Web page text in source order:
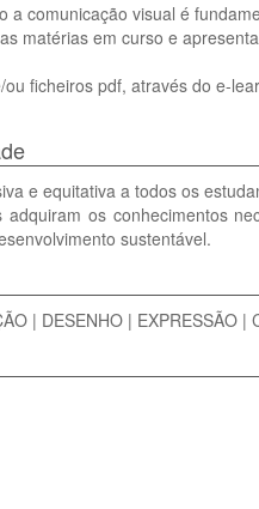
a comunicação visual é
matérias em curso e
ficheiros pdf, através do e-
e equitativa a todos os
os conhecimentos
sustentável.
| DESENHO | EXPRESSÃO |